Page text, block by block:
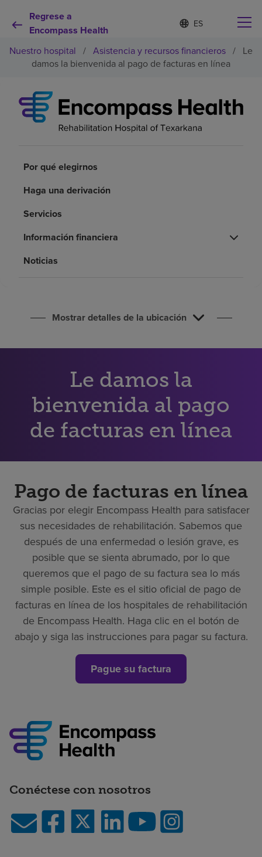
Regrese a
Encompass Health
Lista
de
idiomas
contraída
d
o
m
e
c
Por qué debe elegirnos
Servicios de rehabilitación
Pacientes y cuidadores
Acerca de nosotros
Nuestro hospital / Asistencia y recursos financieros / Le
damos la bienvenida al pago de facturas en línea
Por qué elegirnos
Haga una derivación
Servicios
Información financiera
Noticias
Mostrar detalles de la ubicación
Le damos la
bienvenida al pago
de facturas en línea
Pago de facturas en línea
Gracias por elegir Encompass Health para satisfacer
sus necesidades de rehabilitación. Sabemos que
después de una enfermedad o lesión grave, es
posible que se sienta abrumado, por lo que
queremos que el pago de su factura sea lo más
simple posible. Este es el sitio oficial de pago de
facturas en línea de los hospitales de rehabilitación
de Encompass Health. Haga clic en el botón de
abajo y siga las instrucciones para pagar su factura.
Pague su factura
Conéctese con nosotros